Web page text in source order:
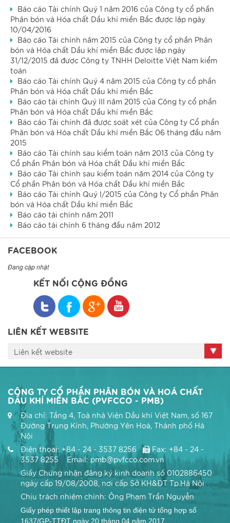
Báo cáo Tài chính Quý 1 năm 2016 của Công ty cổ phần
Phân bón và Hóa chất Dầu khí miền Bắc được lập ngày
10/04/2016
Báo cáo Tài chính năm 2015 của Công ty cổ phần Phân
bón và Hóa chất Dầu khí miền Bắc được lập ngày
31/12/2015 đã được Công ty TNHH Deloitte Việt Nam kiểm
toán
Báo cáo Tài chính Quý 4 năm 2015 của Công ty cổ phần
Phân bón và Hóa chất Dầu khí miền Bắc
Báo cáo tài chính Quý III năm 2015 của Công ty cổ phần
Phân bón và Hóa chất Dầu khí miền Bắc
Báo cáo Tài chính đã được soát xét của Công ty Cổ phần
Phân bón và Hóa chất Dầu khí miền Bắc 06 tháng đầu năm
2015
Báo cáo Tài chính sau kiểm toán năm 2013 của Công ty
Cổ phần Phân bón và Hóa chất Dầu khí miền Bắc
Báo cáo Tài chính sau kiểm toán năm 2014 của Công ty
Cổ phần Phân bón và Hóa chất Dầu khí miền Bắc
Báo cáo Tài chính Quý I/2015 của Công ty Cổ phần Phân
bón và Hóa chất Dầu khí miền Bắc
Báo cáo tài chính năm 2011
Báo cáo tài chính 6 tháng đầu năm 2012
FACEBOOK
Đang cập nhật
KẾT NỐI CỘNG ĐỒNG
LIÊN KẾT WEBSITE
Liên kết website
CÔNG TY CỔ PHẦN PHÂN BÓN VÀ HOÁ CHẤT
DẦU KHÍ MIỀN BẮC (PVFCCO - PMB)
Địa chỉ: Tầng 4, Toà nhà Viện Dầu khí Việt Nam, số 167
Đường Trung Kính, Phường Yên Hoà, Thành phố Hà
Nội
Điện thoại: +84 - 24 - 3537 8256
Fax: +84 - 24 -
3537 8255 Email: pmb@pvfcco.com.vn
Giấy Chứng nhận đăng ký kinh doanh số 0102886450
ngày cấp 19/08/2008, nơi cấp Sở KH&ĐT Tp.Hà Nội
Chịu trách nhiệm chính: Ông Phạm Trần Nguyễn
Giấy phép thiết lập trang thông tin điện tử tổng hợp số
1637/GP-TTĐT ngày 20 tháng 04 năm 2017